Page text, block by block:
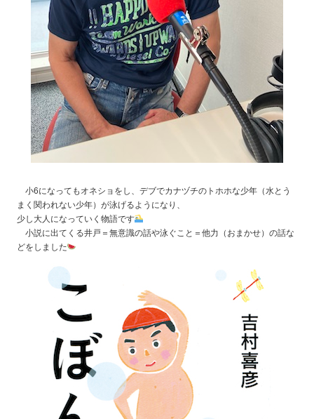
小6になってもオネショをし、デブでカナヅチのトホホな少年（水とう
まく関われない少年）が泳げるようになり、
少し大人になっていく物語です
小説に出てくる井戸＝無意識の話や泳ぐこと＝他力（おまかせ）の話な
どをしました